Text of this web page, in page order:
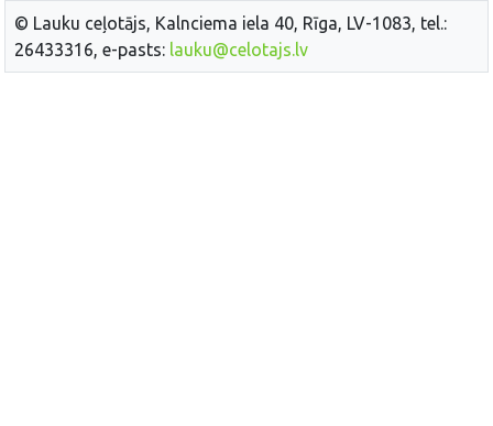
© Lauku ceļotājs, Kalnciema iela 40, Rīga, LV-1083, tel.:
26433316, e-pasts: lauku@celotajs.lv